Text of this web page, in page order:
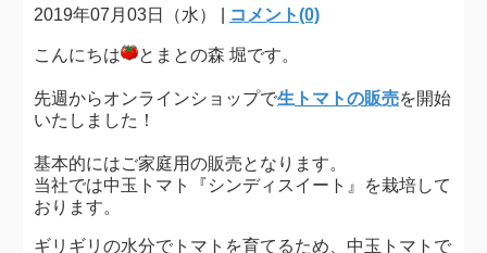
2019年07月03日（水） | コメント(0)
こんにちは とまとの森 堀です。
先週からオンラインショップで生トマトの販売を開始
いたしました！
基本的にはご家庭用の販売となります。
当社では中玉トマト『シンディスイート』を栽培して
おります。
ギリギリの水分でトマトを育てるため、中玉トマトで